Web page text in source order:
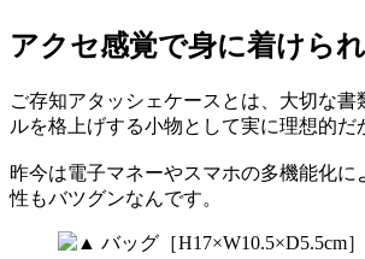
アクセ感覚で身に着けら
ご存知アタッシェケースとは、大切な
ルを格上げする小物として実に理想的だ
昨今は電子マネーやスマホの多機能化
性もバツグンなんです。